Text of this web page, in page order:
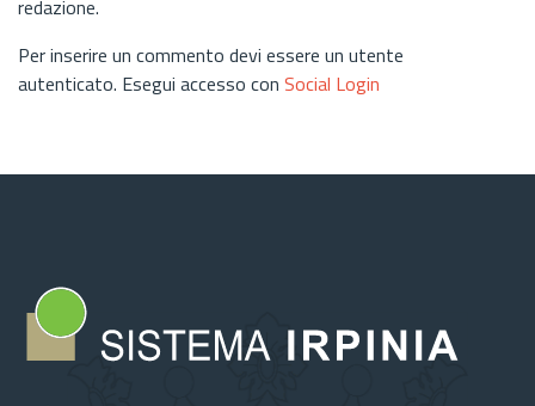
redazione.
Per inserire un commento devi essere un utente
autenticato. Esegui accesso con Social Login